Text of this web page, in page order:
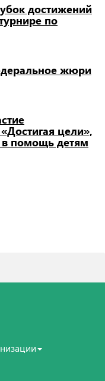
достижений
по
жюри
цели»,
в помощь детям